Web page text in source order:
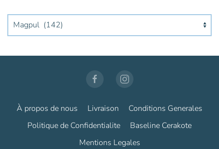
À propos de nous Livraison
Conditions Generales
Politique de Confidentialite
Baseline Cerakote
Mentions Legales